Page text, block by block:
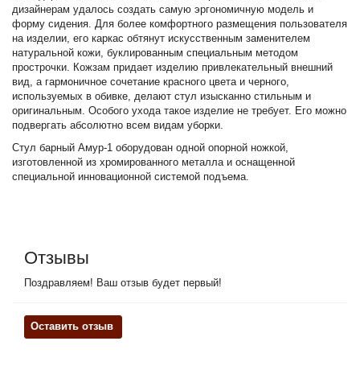
дизайнерам удалось создать самую эргономичную модель и
форму сидения. Для более комфортного размещения пользователя
на изделии, его каркас обтянут искусственным заменителем
натуральной кожи, буклированным специальным методом
прострочки. Кожзам придает изделию привлекательный внешний
вид, а гармоничное сочетание красного цвета и черного,
используемых в обивке, делают стул изысканно стильным и
оригинальным. Особого ухода такое изделие не требует. Его можно
подвергать абсолютно всем видам уборки.
Стул барный Амур-1 оборудован одной опорной ножкой,
изготовленной из хромированного металла и оснащенной
специальной инновационной системой подъема.
Отзывы
Поздравляем! Ваш отзыв будет первый!
Оставить отзыв